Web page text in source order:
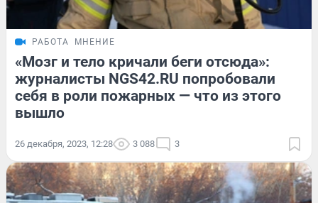
РАБОТА МНЕНИЕ
«Мозг и тело кричали беги отсюда»:
журналисты NGS42.RU попробовали
себя в роли пожарных — что из этого
вышло
26 декабря, 2023, 12:28 3 088 3